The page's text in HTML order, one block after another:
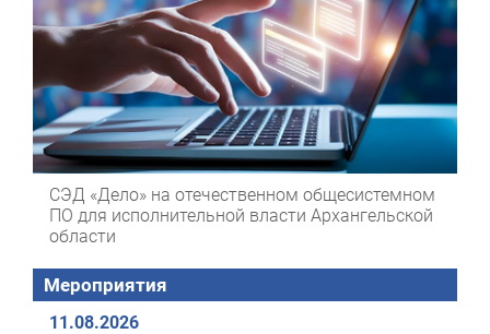
СЭД «Дело» на отечественном общесистемном
ПО для исполнительной власти Архангельской
области
Мероприятия
11.08.2026